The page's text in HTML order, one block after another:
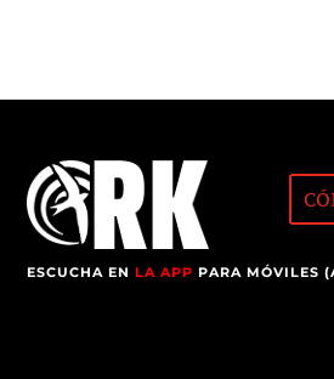
ESCUCHA ENLA APP PARA MÓVILES